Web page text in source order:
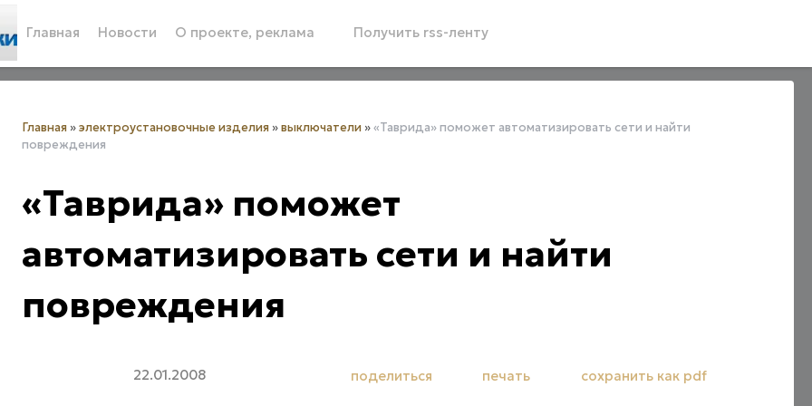
Главная Новости О проекте, реклама Получить rss-ленту
Главная »электроустановочные изделия »выключатели »«Таврида» поможет автоматизировать сети и найти
повреждения
«Таврида» поможет
автоматизировать сети и найти
повреждения
22.01.2008 поделиться печать сохранить как pdf